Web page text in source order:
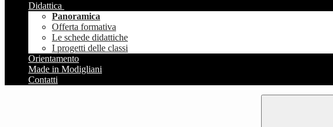
Didattica
Panoramica
Offerta formativa
Le schede didattiche
I progetti delle classi
Orientamento
Made in Modigliani
Contatti